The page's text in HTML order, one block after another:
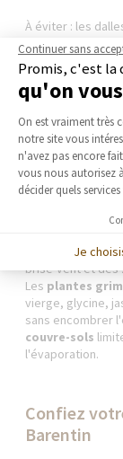
À éviter : les
accumulent la
élevées en fin de
Végétaliser
Les plantes
d'un jardin. La
grâce à
qui abaisse la
haies
brise-vent et des
Les plantes
vierge, glycine,
sans encombrer
couvre-sols
l'évaporation.
Confiez
Barentin
Continuer sans
Promis, c'est la
qu'on
On est vraiment très
notre site vous
n'avez pas encore
vous nous autorisez
décider quels
Je